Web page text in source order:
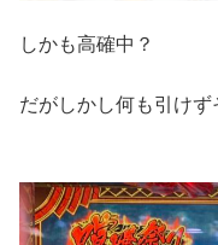
しかも高確中？
だがしかし何も引けず